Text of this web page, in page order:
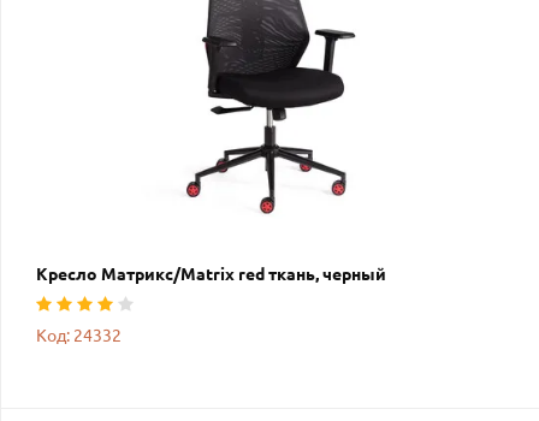
Кресло Матрикс/Matrix red ткань, черный
Код: 24332